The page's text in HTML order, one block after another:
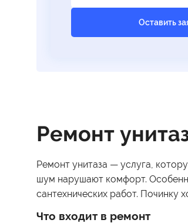
Оставить
Ремонт
Ремонт унитаза — услуга,
шум нарушают комфорт.
сантехнических работ. Починку
Что входит в ремонт